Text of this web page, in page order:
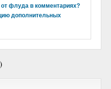
от флуда в комментариях?
дополнительных